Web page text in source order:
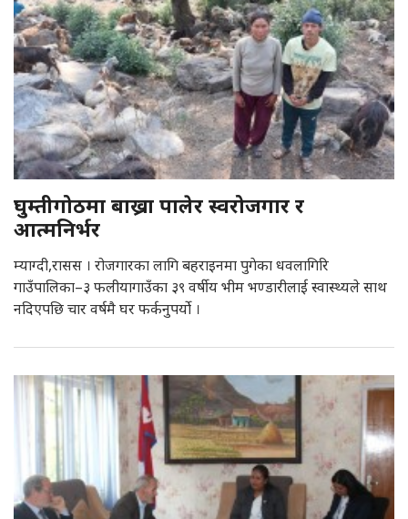
घुम्तीगोठमा बाख्रा पालेर स्वरोजगार र
आत्मनिर्भर
म्याग्दी,रासस । रोजगारका लागि बहराइनमा पुगेका धवलागिरि
गाउँपालिका–३ फलीयागाउँका ३९ वर्षीय भीम भण्डारीलाई स्वास्थ्यले साथ
नदिएपछि चार वर्षमै घर फर्कनुपर्यो ।